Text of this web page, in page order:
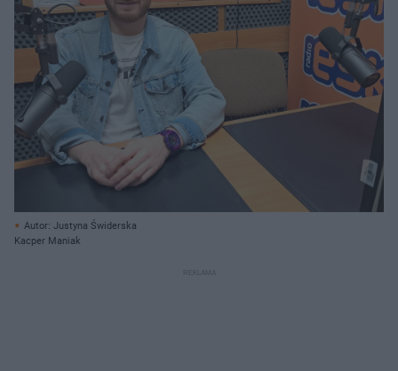
Autor: Justyna Świderska
Kacper Maniak